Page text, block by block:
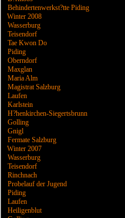
Behindertenwerkst?tte Piding
Winter 2008
Wasserburg
Teisendorf
Tae Kwon Do
Piding
Oberndorf
Maxglan
Maria Alm
Magistrat Salzburg
Laufen
Karlstein
H?henkirchen-Siegertsbrunn
Golling
Gnigl
Fermate Salzburg
Winter 2007
Wasserburg
Teisendorf
Rinchnach
Probelauf der Jugend
Piding
Laufen
Heiligenblut